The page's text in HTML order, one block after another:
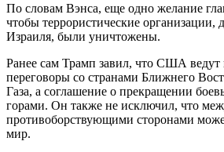
По словам Вэнса, еще одно желание
чтобы террористические организации,
Израиля, были уничтожены.
Ранее сам Трамп завил, что США ведут
переговоры со странами Ближнего
Газа, а соглашение о прекращении
горами. Он также не исключил, что
противоборствующими сторонами
мир.